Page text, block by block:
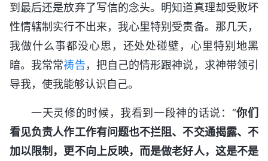
到最后还是放弃了写信的念头。明知道真理却受败坏
性情辖制实行不出来，我心里特别受责备。那几天，
我做什么事都没心思，还处处碰壁，心里特别地黑
暗。我常常祷告，把自己的情形跟神说，求神带领引
导我，使我能够认识自己。
一天灵修的时候，我看到一段神的话说：“你们
看见负责人作工作有问题也不拦阻、不交通揭露、不
加以限制，更不向上反映，而是做老好人，这是不是